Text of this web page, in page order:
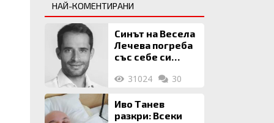
НАЙ-КОМЕНТИРАНИ
Синът на Весела
Лечева погреба
със себе си
млн. евро
31024 30
Иво Танев
разкри: Всеки